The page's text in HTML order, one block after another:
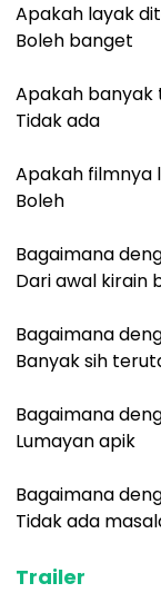
Apakah layak
Boleh banget
Apakah banyak
Tidak ada
Apakah filmnya
Boleh
Bagaimana
Dari awal kirain
Bagaimana
Banyak sih
Bagaimana
Lumayan apik
Bagaimana
Tidak ada
Trailer